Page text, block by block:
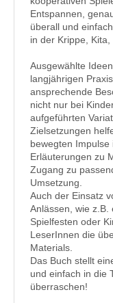
Entspannen,
überall und
in der Krippe, Kita,
Ausgewählte
langjährigen
ansprechende
nicht nur bei
aufgeführten
Zielsetzungen
bewegten Impulse
Erläuterungen zu
Zugang zu
Umsetzung.
Auch der Einsatz
Anlässen, wie z.B.
Spielfesten oder
LeserInnen die
Materials.
Das Buch stellt
und einfach in die
überraschen!